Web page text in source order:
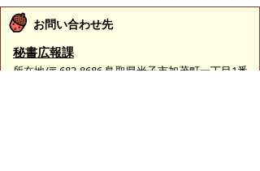
お問い合わせ先
秘書広報課
所在地/〒683-8686 鳥取県米子市加茂町一丁目1番